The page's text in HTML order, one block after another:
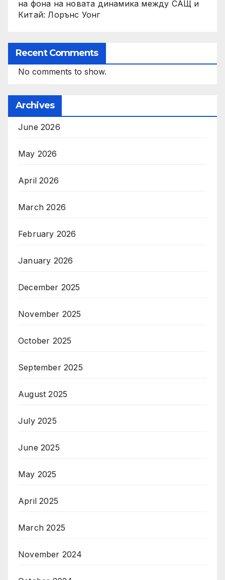
на фона на новата динамика между САЩ и
Китай: Лорънс Уонг
Recent Comments
No comments to show.
Archives
June 2026
May 2026
April 2026
March 2026
February 2026
January 2026
December 2025
November 2025
October 2025
September 2025
August 2025
July 2025
June 2025
May 2025
April 2025
March 2025
November 2024